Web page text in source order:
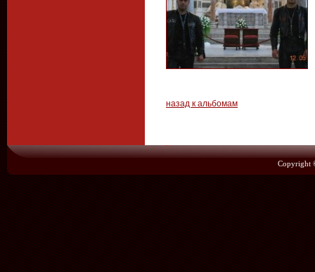
назад к альбомам
Copyright